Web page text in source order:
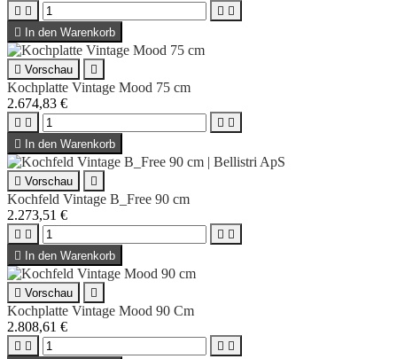
   
 In den Warenkorb
 Vorschau 
Kochplatte Vintage Mood 75 cm
2.674,83 €
   
 In den Warenkorb
 Vorschau 
Kochfeld Vintage B_Free 90 cm
2.273,51 €
   
 In den Warenkorb
 Vorschau 
Kochplatte Vintage Mood 90 Cm
2.808,61 €
   